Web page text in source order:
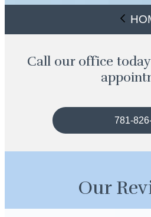
Call our office
781-
Our